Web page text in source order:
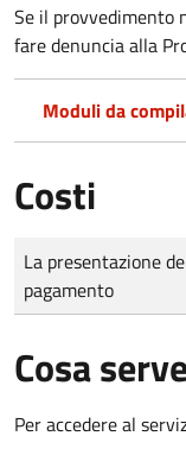
Se il provvedimento
fare denuncia alla
Moduli da
Costi
Tipo di pagamento
Importo
La presentazione
pagamento
Cosa
Per accedere al